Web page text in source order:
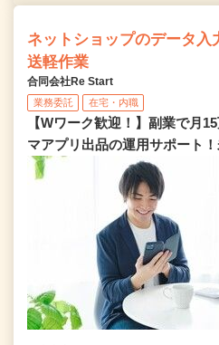
ネットショップのデータ入
送軽作業
合同会社Re Start
業務委託 在宅・内職
【Wワーク歓迎！】副業で月
マアプリ出品の運用サポート